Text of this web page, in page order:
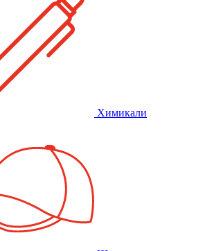
Химикали